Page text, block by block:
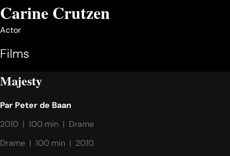
Carine Crutzen
Actor
Films
Majesty
Par Peter de Baan
2010  |  100 min  |  Drame
Drame  |  100 min  |  2010